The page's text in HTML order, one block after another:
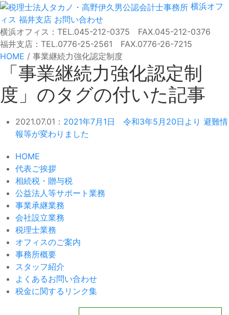
横浜オフ
ィス 福井支店 お問い合わせ
横浜オフィス：TEL.045-212-0375 FAX.045-212-0376
福井支店：TEL.0776-25-2561 FAX.0776-26-7215
HOME / 事業継続力強化認定制度
「事業継続力強化認定制
度」のタグの付いた記事
2021.07.01： 2021年7月1日 令和3年5月20日より 避難情
報等が変わりました
HOME
代表ご挨拶
相続税・贈与税
公益法人等サポート業務
事業承継業務
会社設立業務
税理士業務
オフィスのご案内
事務所概要
スタッフ紹介
よくあるお問い合わせ
税金に関するリンク集